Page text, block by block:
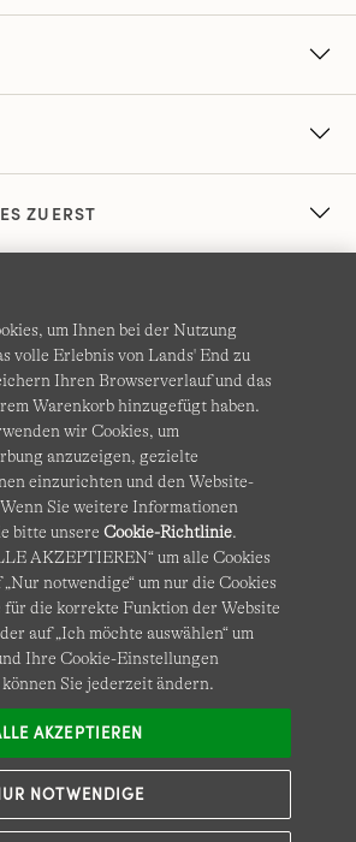
ZUERST
Datenschutz & Sicherheit
auswählen Barrierefreiheit
Internationale Websites
reCAPTCHA geschützt. Es gelten die
undNutzungsbedingungenvon
Google.
um Ihnen bei der Nutzung
volle Erlebnis von Lands' End zu
Ihren Browserverlauf und das
Warenkorb hinzugefügt haben.
wir Cookies, um
anzuzeigen, gezielte
einzurichten und den Website-
Sie weitere Informationen
bitte unsereCookie-Richtlinie.
AKZEPTIEREN“ um alle Cookies
notwendige“ um nur die Cookies
für die korrekte Funktion der Website
auf „Ich möchte auswählen“ um
Ihre Cookie-Einstellungen
Sie jederzeit ändern.
NOTWENDIGE
AKZEPTIEREN